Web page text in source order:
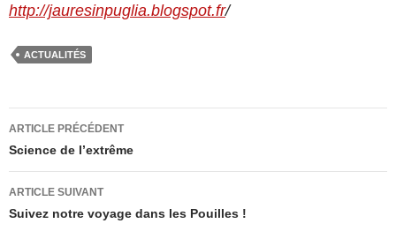
http://jauresinpuglia.blogspot.fr/
ACTUALITÉS
Navigation
des
articles
ARTICLE PRÉCÉDENT
Science de l’extrême
ARTICLE SUIVANT
Suivez notre voyage dans les Pouilles !